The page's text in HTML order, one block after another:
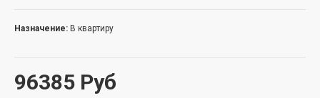
96385 Руб
Назначение: В квартиру